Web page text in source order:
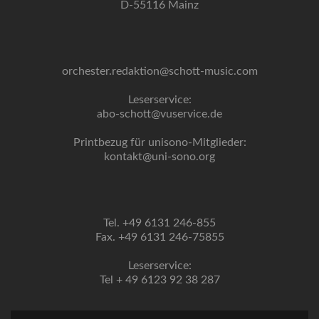
D-55116 Mainz
orchester.redaktion@schott-music.com
Leserservice:
abo-schott@vuservice.de
Printbezug für unisono-Mitglieder:
kontakt@uni-sono.org
Tel. +49 6131 246-855
Fax. +49 6131 246-75855
Leserservice:
Tel + 49 6123 92 38 287